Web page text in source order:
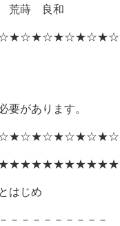
蒔 良和
があります。
め
－－－－－－－－－